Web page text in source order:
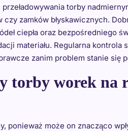
torby
zamków błyskawicznych.
ciepła oraz bezpośredniego
materiału. Regularna kontrola
zanim problem stanie się
torby worek na
może on znacząco